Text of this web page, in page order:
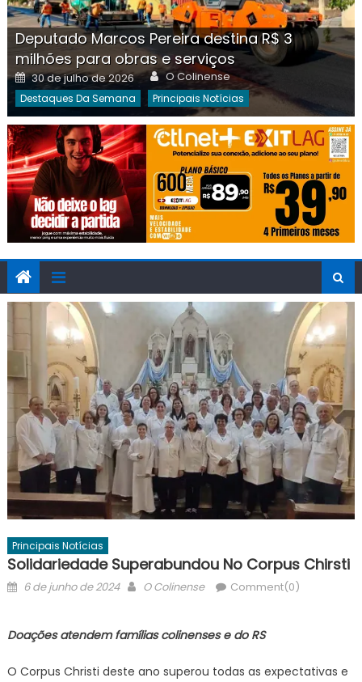
Deputado Marcos Pereira destina R$ 3
milhões para obras e serviços
Posted
on
30 de julho de 2026 Author
O Colinense
Destaques Da Semana Principais Notícias
Principais Notícias
Solidariedade Superabundou No Corpus Chirsti
Posted
6 de junho de 2024 Author
O Colinense Comment(0)
Doações atendem famílias colinenses e do RS
O Corpus Christi deste ano superou todas as expectativas e